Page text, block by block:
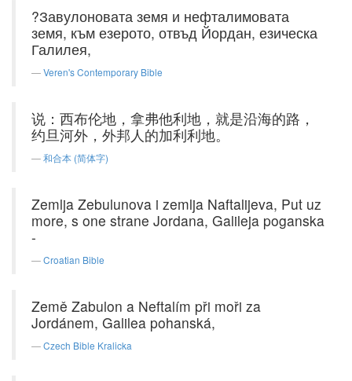
?Завулоновата земя и нефталимовата
земя, към езерото, отвъд Йордан, езическа
Галилея,
Veren's Contemporary Bible
说：西布伦地，拿弗他利地，就是沿海的路，
约旦河外，外邦人的加利利地。
和合本 (简体字)
Zemlja Zebulunova i zemlja Naftalijeva, Put uz
more, s one strane Jordana, Galileja poganska
-
Croatian Bible
Země Zabulon a Neftalím při moři za
Jordánem, Galilea pohanská,
Czech Bible Kralicka